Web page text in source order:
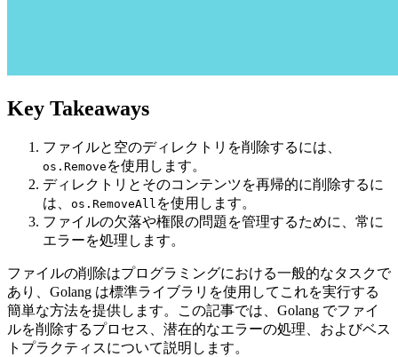
Key Takeaways
ファイルと空のディレクトリを削除するには、
os.Remove を使用します。
ディレクトリとそのコンテンツを再帰的に削除するに
は、 os.RemoveAll を使用します。
ファイルの欠落や権限の問題を管理するために、常に
エラーを処理します。
ファイルの削除はプログラミングにおける一般的なタスクで
あり、Golang は標準ライブラリを使用してこれを実行する
簡単な方法を提供します。この記事では、Golang でファイ
ルを削除するプロセス、潜在的なエラーの処理、およびベス
トプラクティスについて説明します。